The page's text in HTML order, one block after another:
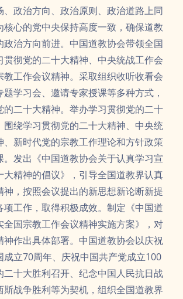
、政治方向、政治原则、政治道路上同
核心的党中央保持高度一致，确保道教
政治方向前进。中国道教协会带领全国
贯彻党的二十大精神、中央统战工作会
教工作会议精神。采取组织收听收看会
学习会、邀请专家授课等多种方式，
的二十大精神。举办学习贯彻党的二十
围绕学习贯彻党的二十大精神、中央统
、新时代党的宗教工作理论和方针政策
。发出《中国道教协会关于认真学习宣
大精神的倡议》，引导全国道教界认真
神，按照会议提出的新思想新论断新提
项工作，取得积极成效。制定《中国道
全国宗教工作会议精神实施方案》，对
神作出具体部署。中国道教协会以庆祝
成立70周年、庆祝中国共产党成立100
二十大胜利召开、纪念中国人民抗日战
斯战争胜利等为契机，组织全国道教界